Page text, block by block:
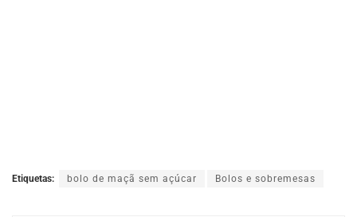
Etiquetas: bolo de maçã sem açúcar Bolos e sobremesas